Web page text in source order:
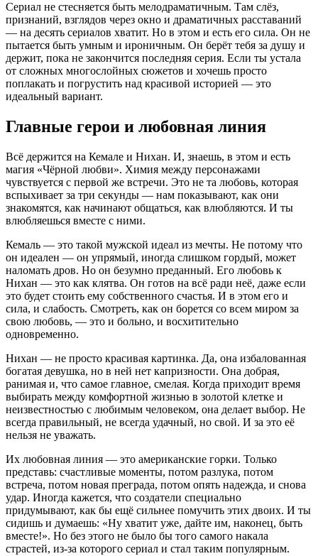
Сериал не стесняется быть мелодраматичным. Там слёз,
признаний, взглядов через окно и драматичных расставаний
— на десять сериалов хватит. Но в этом и есть его сила. Он не
пытается быть умным и ироничным. Он берёт тебя за душу и
держит, пока не закончится последняя серия. Если ты устала
от сложных многослойных сюжетов и хочешь просто
поплакать и погрустить над красивой историей — это
идеальный вариант.
Главные герои и любовная линия
Всё держится на Кемале и Нихан. И, знаешь, в этом и есть
магия «Чёрной любви». Химия между персонажами
чувствуется с первой же встречи. Это не та любовь, которая
вспыхивает за три секунды — нам показывают, как они
знакомятся, как начинают общаться, как влюбляются. И ты
влюбляешься вместе с ними.
Кемаль — это такой мужской идеал из мечты. Не потому что
он идеален — он упрямый, иногда слишком гордый, может
наломать дров. Но он безумно преданный. Его любовь к
Нихан — это как клятва. Он готов на всё ради неё, даже если
это будет стоить ему собственного счастья. И в этом его и
сила, и слабость. Смотреть, как он борется со всем миром за
свою любовь, — это и больно, и восхитительно
одновременно.
Нихан — не просто красивая картинка. Да, она избалованная
богатая девушка, но в ней нет капризности. Она добрая,
ранимая и, что самое главное, смелая. Когда приходит время
выбирать между комфортной жизнью в золотой клетке и
неизвестностью с любимым человеком, она делает выбор. Не
всегда правильный, не всегда удачный, но свой. И за это её
нельзя не уважать.
Их любовная линия — это американские горки. Только
представь: счастливые моменты, потом разлука, потом
встреча, потом новая преграда, потом опять надежда, и снова
удар. Иногда кажется, что создатели специально
придумывают, как бы ещё сильнее помучить этих двоих. И ты
сидишь и думаешь: «Ну хватит уже, дайте им, наконец, быть
вместе!». Но без этого не было бы того самого накала
страстей, из-за которого сериал и стал таким популярным.